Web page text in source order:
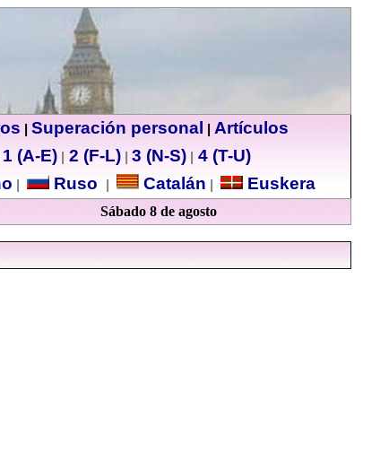
Superación personal
Artículos
(A-E) 2 (F-L) 3 (N-S)
4 (T-U)
Ruso Catalán Euskera
Sábado 8 de agosto